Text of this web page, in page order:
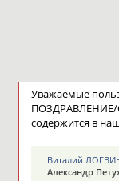
Уважаемые
ПОЗДРАВЛЕНИЕ/
содержится в
Виталий
Александр